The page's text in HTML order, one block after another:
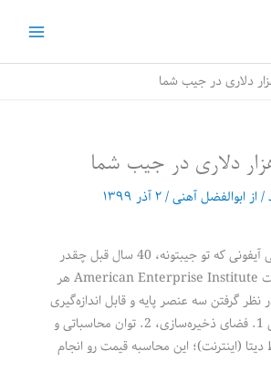
/ از ابوالفضل آهنی/۲ آذر ۱۳۹۹
اگه گفتید این گوشی آیفونی که تو جیبتونه، 40 سال قبل چقدر
می ارزید؟ وب سایت American Enterprise Institute هر
نظر گرفتن سه عنصر پایه و قابل اندازه‌گیری
این گوشی ها، یعنی 1. فضای ذخیره‌سازی، 2. توان محاسباتی و
دیتا (اینترنت)؛ این محاسبه قیمت رو انجام